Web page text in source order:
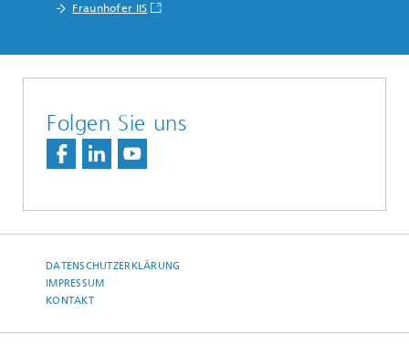
Fraunhofer IIS
Folgen Sie uns
DATENSCHUTZERKLÄRUNG
IMPRESSUM
KONTAKT